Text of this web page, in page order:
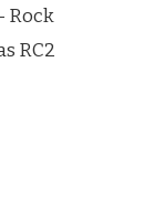
Rock
RC2